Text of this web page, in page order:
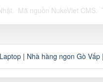
. Mã nguồn NukeViet CMS.
| Nhà hàng ngon Gò Vấp